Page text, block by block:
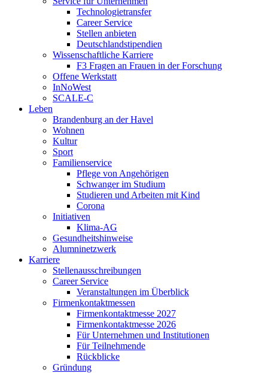
Technologietransfer
Career Service
Stellen anbieten
Deutschlandstipendien
Wissenschaftliche Karriere
F3 Fragen an Frauen in der Forschung
Offene Werkstatt
InNoWest
SCALE-C
Leben
Brandenburg an der Havel
Wohnen
Kultur
Sport
Familienservice
Pflege von Angehörigen
Schwanger im Studium
Studieren und Arbeiten mit Kind
Corona
Initiativen
Klima-AG
Gesundheitshinweise
Alumninetzwerk
Karriere
Stellenausschreibungen
Career Service
Veranstaltungen im Überblick
Firmenkontaktmessen
Firmenkontaktmesse 2027
Firmenkontaktmesse 2026
Für Unternehmen und Institutionen
Für Teilnehmende
Rückblicke
Gründung